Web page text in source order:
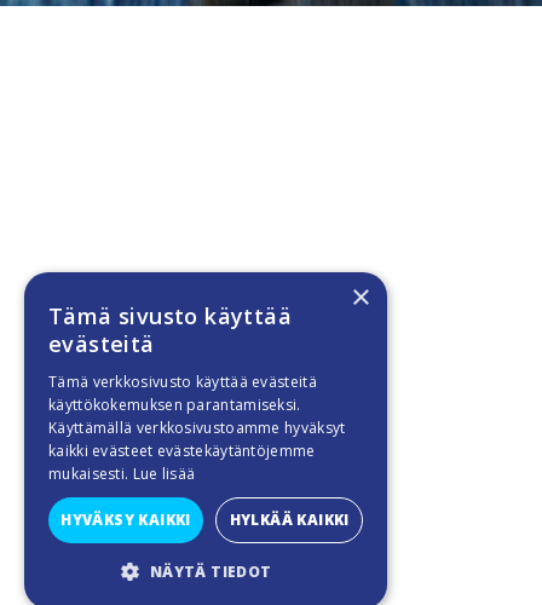
×
Tämä sivusto käyttää
evästeitä
Tämä verkkosivusto käyttää evästeitä
käyttökokemuksen parantamiseksi.
Käyttämällä verkkosivustoamme hyväksyt
kaikki evästeet evästekäytäntöjemme
mukaisesti. Lue lisää
HYVÄKSY KAIKKI HYLKÄÄ KAIKKI
NÄYTÄ TIEDOT